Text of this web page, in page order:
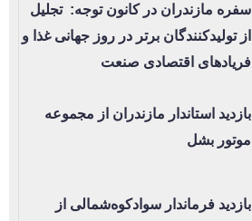
سفره مازندران در کانون توجه: تجلیل
از تولیدکنندگان برتر در روز جهانی غذا و
فریادهای اقتصادی صنعت
بازدید استاندار مازندران از مجموعه
موتور بشل
بازدید فرماندار سوادکوه‌شمالی از